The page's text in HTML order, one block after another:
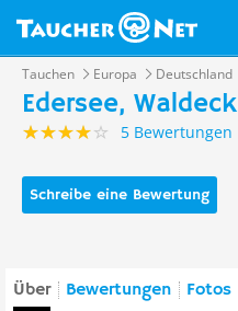
Tauchen Europa Deutschland
Edersee, Waldeck
5 Bewertungen
Schreibe eine Bewertung
Über Bewertungen Fotos